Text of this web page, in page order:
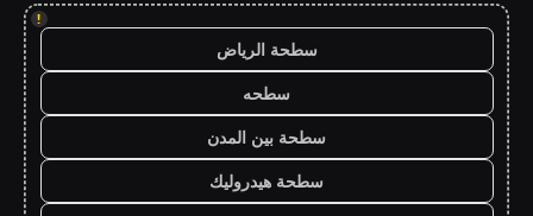
!
سطحة الرياض
سطحه
سطحة بين المدن
سطحة هيدروليك